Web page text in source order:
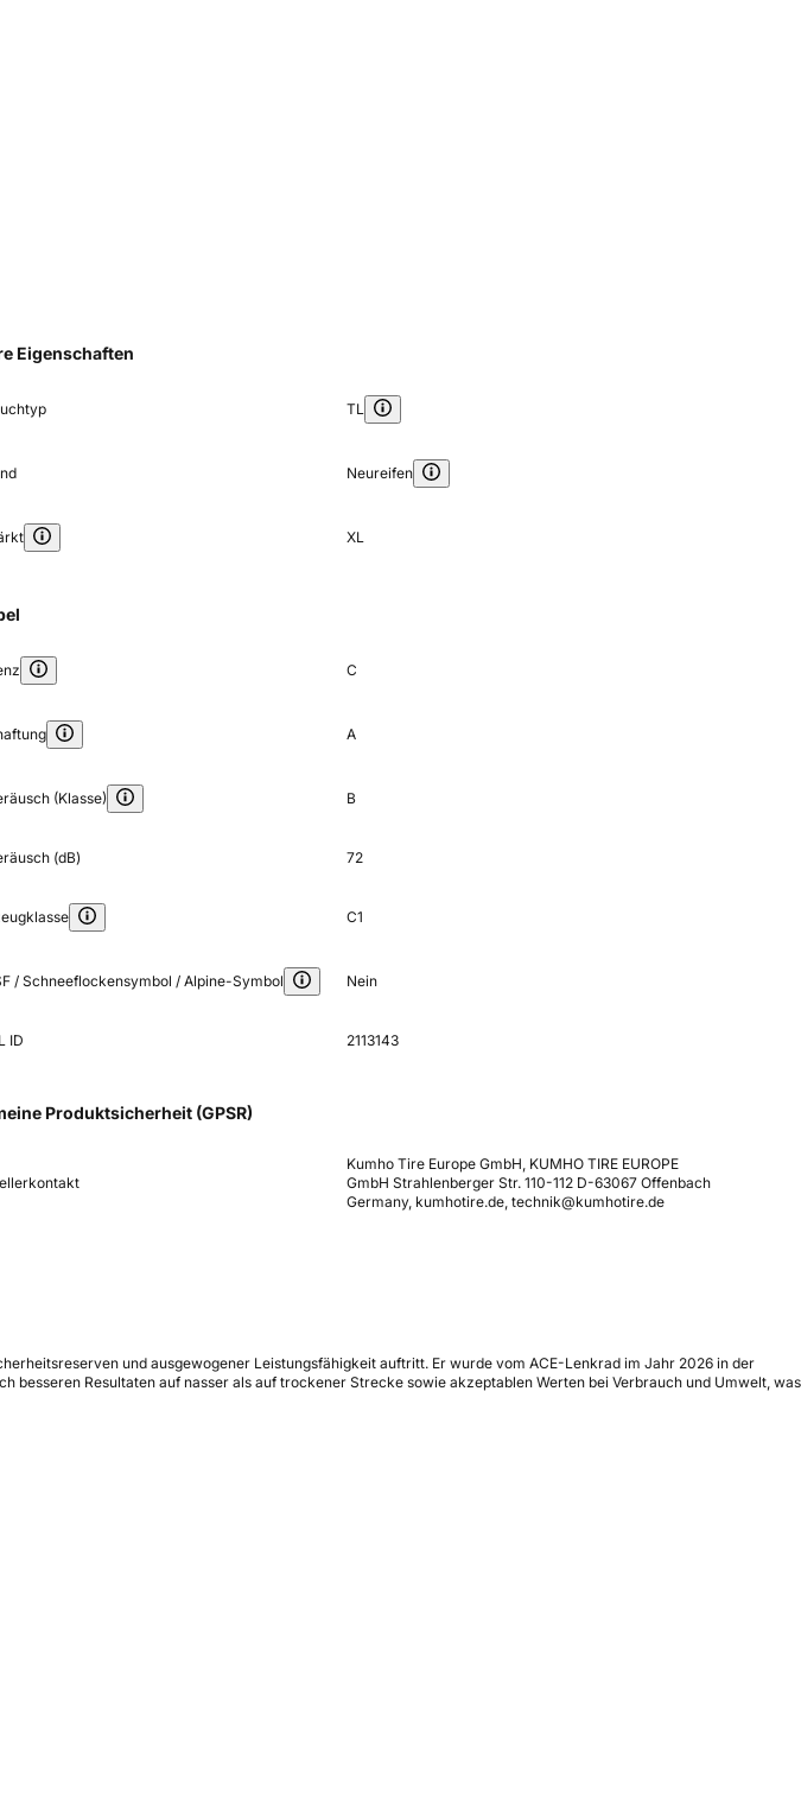
Eigenschaften
TL
Neureifen
XL
C
A
(Klasse) B
(dB) 72
C1
/ Schneeflockensymbol / Alpine-Symbol Nein
ID 2113143
Produktsicherheit (GPSR)
Kumho Tire Europe GmbH, KUMHO TIRE EUROPE
GmbH Strahlenberger Str. 110-112 D-63067 Offenbach
Germany, kumhotire.de, technik@kumhotire.de
und ausgewogener Leistungsfähigkeit auftritt. Er wurde vom ACE-Lenkrad im Jahr 2026 in der
besseren Resultaten auf nasser als auf trockener Strecke sowie akzeptablen Werten bei Verbrauch und Umwelt, was